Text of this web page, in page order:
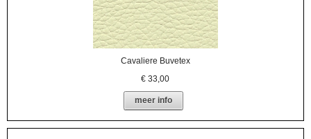
Cavaliere Buvetex
€33,00
meer info